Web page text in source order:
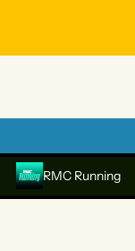
RMC Running